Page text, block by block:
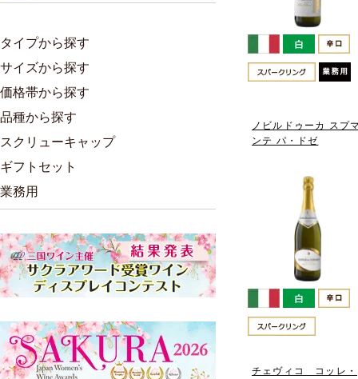
ノビルドゥーカ スプ
ンテ パ・ドゼ
チェヴィコ コッレ・
タイプから探す
サイズから探す
価格帯から探す
品種から探す
スクリューキャップ
ギフトセット
業務用